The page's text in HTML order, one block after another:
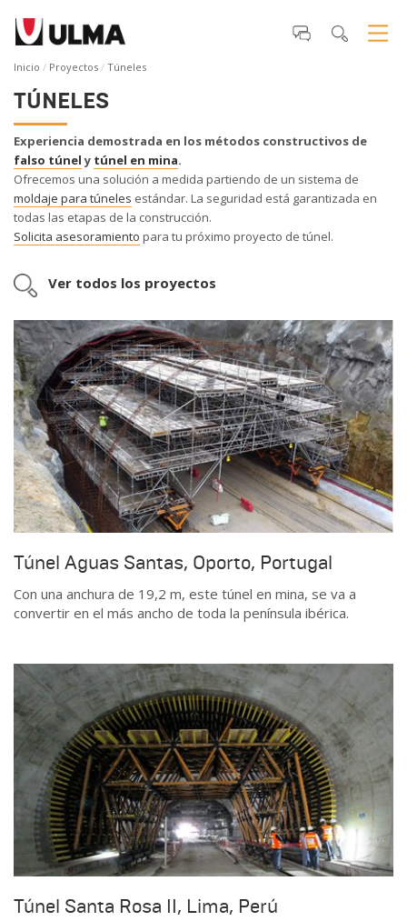
Inicio Proyectos Túneles
TÚNELES
Experiencia demostrada en los métodos constructivos de
falso túnely túnel en mina.
Ofrecemos una solución a medida partiendo de un sistema de
moldaje para túneles estándar. La seguridad está garantizada en
todas las etapas de la construcción.
Solicita asesoramiento para tu próximo proyecto de túnel.
Ver todos los proyectos
Túnel Aguas Santas, Oporto, Portugal
Con una anchura de 19,2 m, este túnel en mina, se va a
convertir en el más ancho de toda la península ibérica.
Túnel Santa Rosa II, Lima, Perú